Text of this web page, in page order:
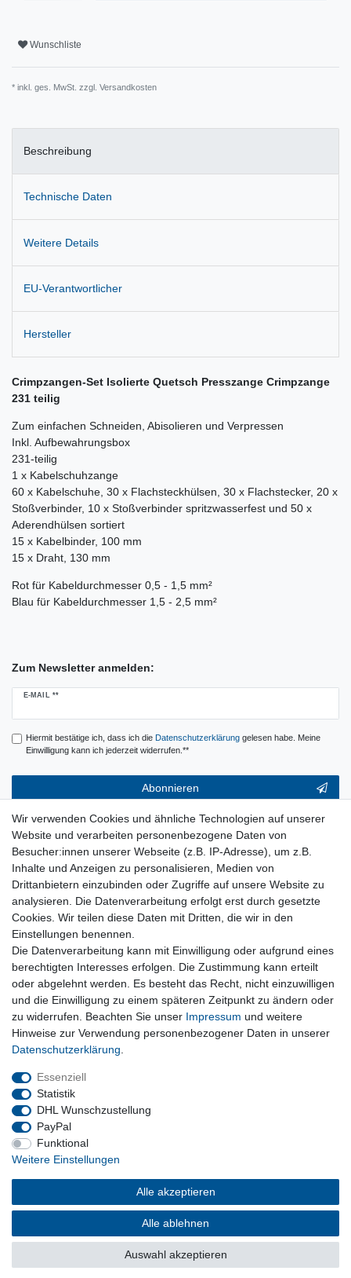
Wunschliste
* inkl. ges. MwSt. zzgl. Versandkosten
Beschreibung
Technische Daten
Weitere Details
EU-Verantwortlicher
Hersteller
Crimpzangen-Set Isolierte Quetsch Presszange Crimpzange
231 teilig
Zum einfachen Schneiden, Abisolieren und Verpressen
Inkl. Aufbewahrungsbox
231-teilig
1 x Kabelschuhzange
60 x Kabelschuhe, 30 x Flachsteckhülsen, 30 x Flachstecker, 20 x
Stoßverbinder, 10 x Stoßverbinder spritzwasserfest und 50 x
Aderendhülsen sortiert
15 x Kabelbinder, 100 mm
15 x Draht, 130 mm
Rot für Kabeldurchmesser 0,5 - 1,5 mm²
Blau für Kabeldurchmesser 1,5 - 2,5 mm²
Zum Newsletter anmelden:
E-MAIL **
Newsletter
Hiermit bestätige ich, dass ich die Daten­schutz­erklärunggelesen habe. Meine
Einwilligung kann ich jederzeit widerrufen.**
Abonnieren
** Hierbei handelt es sich um ein Pflichtfeld.
Service & Hilfe
Kontakt
Warenkorb
Zur Kasse
Nützliches
Newsletter abmelden
Widerrufsformular
Vertrag Widerrufen
Rechtliches
Impressum
Wiederrufsrecht
AGB
Privatkunden
Neukundenanmeldung
Mein Konto
Wir verwenden Cookies und ähnliche Technologien auf unserer
Website und verarbeiten personenbezogene Daten von
Besucher:innen unserer Webseite (z.B. IP-Adresse), um z.B.
Inhalte und Anzeigen zu personalisieren, Medien von
Drittanbietern einzubinden oder Zugriffe auf unsere Website zu
analysieren. Die Datenverarbeitung erfolgt erst durch gesetzte
Cookies. Wir teilen diese Daten mit Dritten, die wir in den
Einstellungen benennen.
Die Datenverarbeitung kann mit Einwilligung oder aufgrund eines
berechtigten Interesses erfolgen. Die Zustimmung kann erteilt
oder abgelehnt werden. Es besteht das Recht, nicht einzuwilligen
und die Einwilligung zu einem späteren Zeitpunkt zu ändern oder
zu widerrufen. Beachten Sie unser Impressum und weitere
Hinweise zur Verwendung personenbezogener Daten in unserer
Daten­schutz­erklärung
Essenziell
Statistik
DHL Wunschzustellung
PayPal
Funktional
Weitere Einstellungen
Alle akzeptieren
Alle ablehnen
Auswahl akzeptieren